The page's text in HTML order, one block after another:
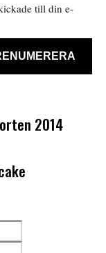
till din e-
2014